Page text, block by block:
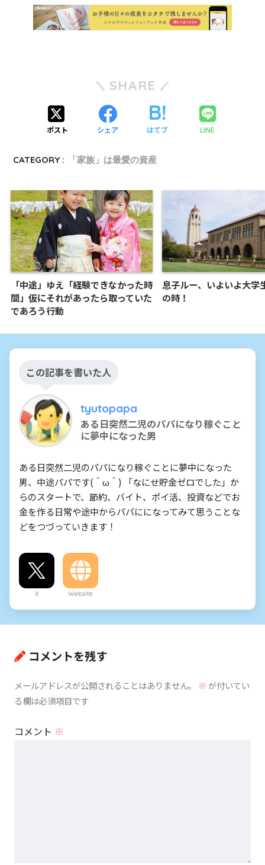
SHARE
ポスト シェア はてブ LINE
CATEGORY : 「家族」は最愛の資産
「中途」ゆえ「経験できなかった時
間」仮にそれがあったら取っていた
であろう行動
息子ルー、いよいよ大学
の時！
この記事を書いた人
tyutopapa
ある日突然二児のパパになり稼ぐこと
に夢中になった男
ある日突然二児のパパになり稼ぐことに夢中になった
男、中途パパです(＾ω＾) 「なにせ貯金ゼロでした」か
らのスタートで、節約、バイト、ポイ活、投資などでお
金を作る日常や途中からパパにになってみて思うことな
どをつづっていきます！
X Website
コメントを残す
メールアドレスが公開されることはありません。 ※が付いてい
る欄は必須項目です
コメント ※